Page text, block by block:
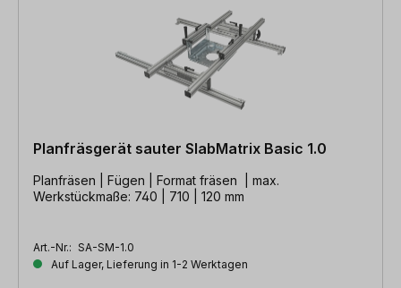
Planfräsgerät sauter SlabMatrix Basic 1.0
Planfräsen | Fügen | Format fräsen | max.
Werkstückmaße: 740 | 710 | 120 mm
Art.-Nr.: SA-SM-1.0
Auf Lager, Lieferung in 1-2 Werktagen